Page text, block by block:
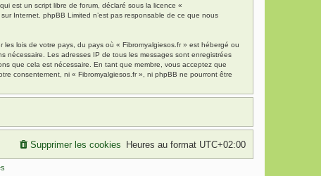
est un script libre de forum, déclaré sous la licence «
Internet. phpBB Limited n’est pas responsable de ce que nous
lois de votre pays, du pays où « Fibromyalgiesos.fr » est hébergé ou
nécessaire. Les adresses IP de tous les messages sont enregistrées
que cela est nécessaire. En tant que membre, vous acceptez que
consentement, ni « Fibromyalgiesos.fr », ni phpBB ne pourront être
Heures au format UTC+02:00
Supprimer les cookies